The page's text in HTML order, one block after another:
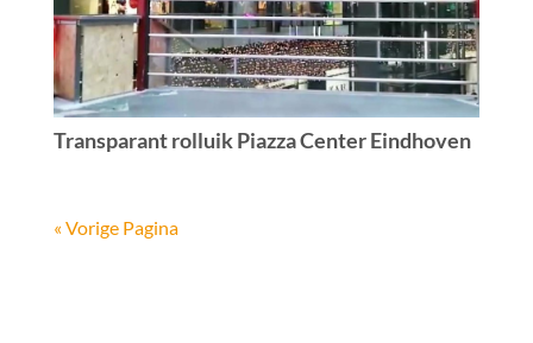
Transparant rolluik Piazza Center Eindhoven
« Vorige Pagina